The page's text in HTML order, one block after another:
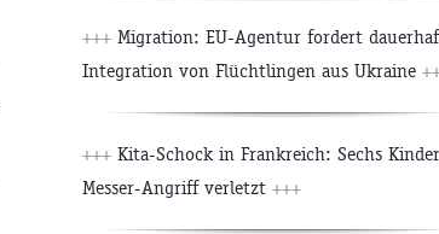
+++ Migration: EU-Agentur fordert
Integration von Flüchtlingen aus Ukraine
+++ Kita-Schock in Frankreich: Sechs
Messer-Angriff verletzt +++